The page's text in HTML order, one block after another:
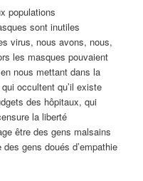
populations
sont inutiles
virus, nous avons, nous,
les masques pouvaient
nous mettant dans la
occultent qu’il existe
des hôpitaux, qui
la liberté
être des gens malsains
gens doués d’empathie